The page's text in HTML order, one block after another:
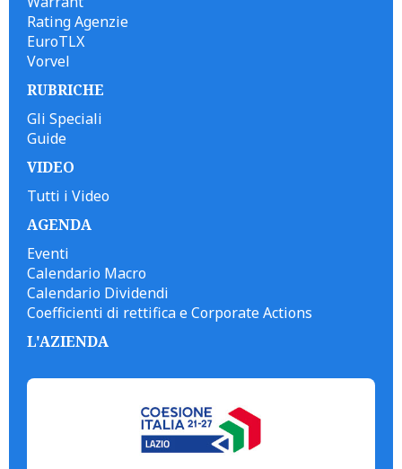
Rating Agenzie
EuroTLX
Vorvel
RUBRICHE
Gli Speciali
Guide
VIDEO
Tutti i Video
AGENDA
Eventi
Calendario Macro
Calendario Dividendi
Coefficienti di rettifica e Corporate Actions
L'AZIENDA